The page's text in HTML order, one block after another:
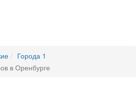
Города 1
в Оренбурге